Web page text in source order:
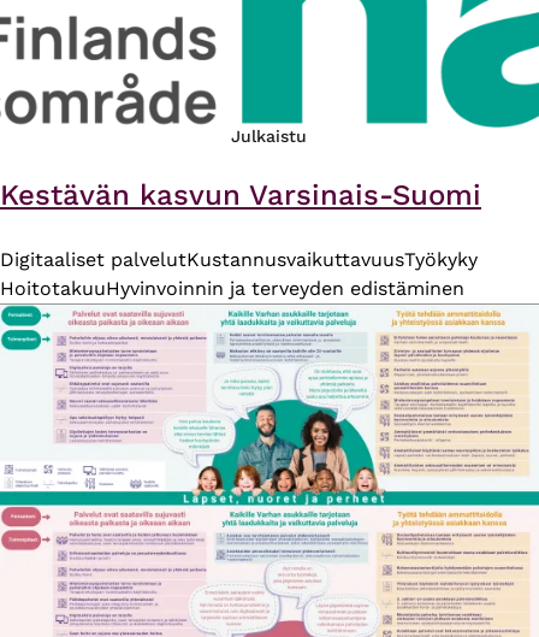
Julkaistu
Kestävän kasvun Varsinais-Suomi
Digitaaliset palvelutKustannusvaikuttavuusTyökyky
HoitotakuuHyvinvoinnin ja terveyden edistäminen